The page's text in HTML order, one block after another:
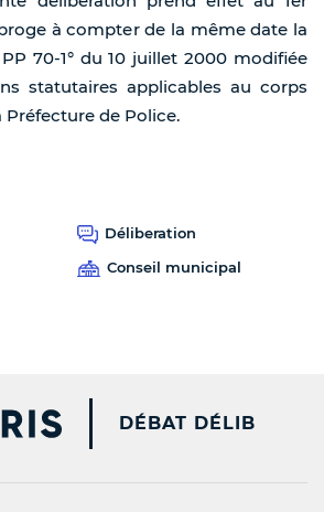
à compter de la même date la
70-1° du 10 juillet 2000 modifiée
statutaires applicables au corps
Préfecture de Police.
Déliberation
Conseil municipal
PARIS.FR [NEW
DÉBAT DÉLIB